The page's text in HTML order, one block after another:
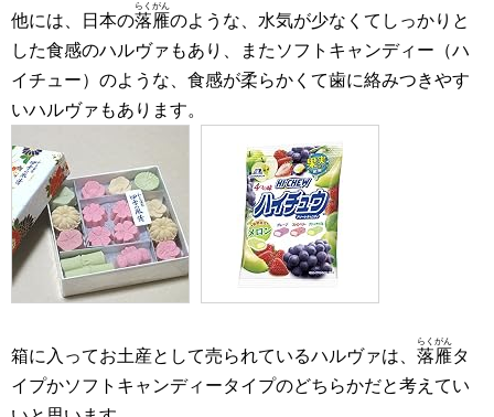
他には、日本の落雁
らくがん
のような、水気が少なくてしっかりと
した食感のハルヴァもあり、またソフトキャンディー（ハ
イチュー）のような、食感が柔らかくて歯に絡みつきやす
いハルヴァもあります。
箱に入ってお土産として売られているハルヴァは、 落雁
らくがん
タ
イプかソフトキャンディータイプのどちらかだと考えてい